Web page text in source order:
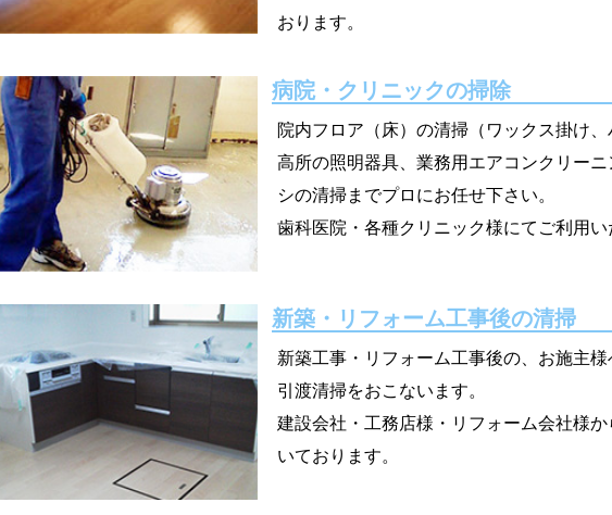
おります。
病院・クリニックの掃除
院内フロア（床）の清掃（ワックス掛け、
高所の照明器具、業務用エアコンクリー
シの清掃までプロにお任せ下さい。
歯科医院・各種クリニック様にてご利用い
新築・リフォーム工事後の清掃
新築工事・リフォーム工事後の、お施主
引渡清掃をおこないます。
建設会社・工務店様・リフォーム会社様
いております。